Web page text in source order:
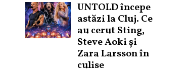
UNTOLD începe
astăzi la Cluj. Ce
au cerut Sting,
Steve Aoki și
Zara Larsson în
culise